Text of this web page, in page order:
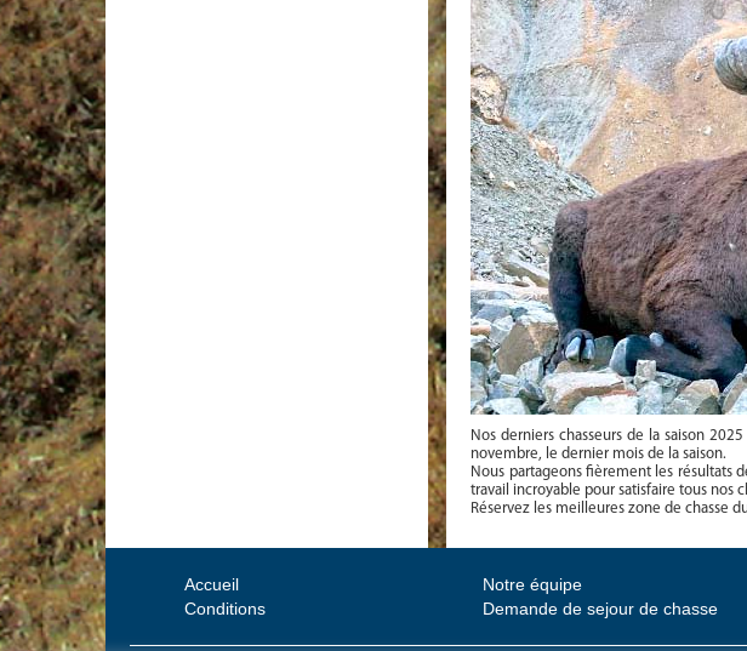
Nos derniers chasseurs de la saison
novembre, le dernier mois de la saison.
Nous partageons fièrement les résultats
travail incroyable pour satisfaire tous nos
Réservez les meilleures zone de chasse
Accueil Notre équipe
Conditions
Demande de sejour de chasse